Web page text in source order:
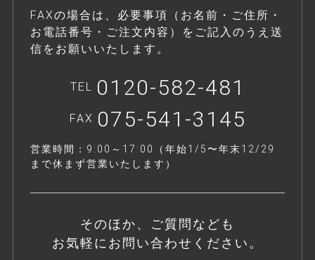
FAXの場合は、必要事項（お名前・ご住所・
お電話番号・ご注文内容）をご記入のうえ送
信をお願いいたします。
TEL 0120-582-481
FAX 075-541-3145
営業時間：9:00～17:00（年始1/5〜年末12/29
まで休まず営業いたします）
そのほか、ご質問なども
お気軽にお問い合わせください。